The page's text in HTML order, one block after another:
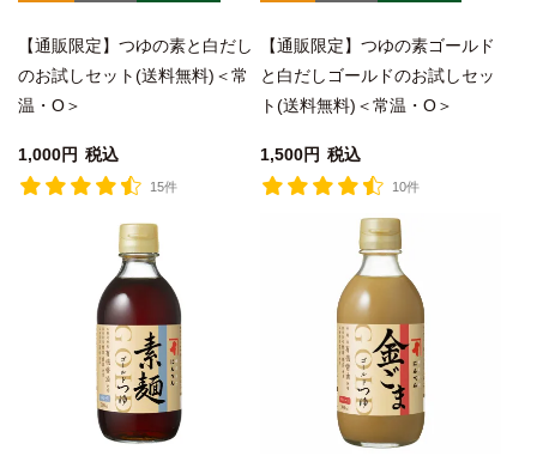
【通販限定】つゆの素と白だし
のお試しセット(送料無料)＜常
温・O＞
1,000 税込
15件
【通販限定】つゆの素ゴールド
と白だしゴールドのお試しセッ
ト(送料無料)＜常温・O＞
1,500 税込
10件